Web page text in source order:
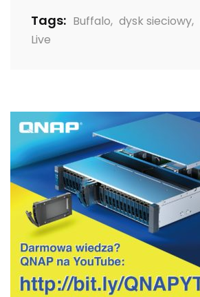
Tags: Buffalo, dysk sieciowy,
Live